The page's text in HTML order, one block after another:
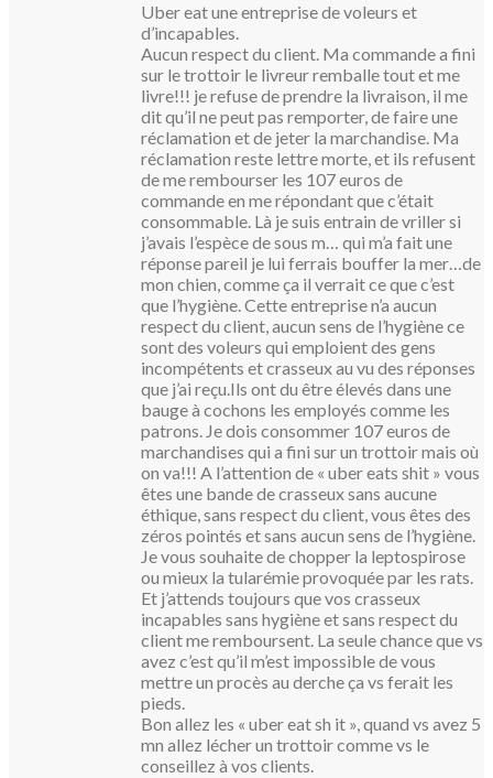
Uber eat une entreprise de voleurs et
d’incapables.
Aucun respect du client. Ma commande a fini
sur le trottoir le livreur remballe tout et me
livre!!! je refuse de prendre la livraison, il me
dit qu’il ne peut pas remporter, de faire une
réclamation et de jeter la marchandise. Ma
réclamation reste lettre morte, et ils refusent
de me rembourser les 107 euros de
commande en me répondant que c’était
consommable. Là je suis entrain de vriller si
j’avais l’espèce de sous m… qui m’a fait une
réponse pareil je lui ferrais bouffer la mer…de
mon chien, comme ça il verrait ce que c’est
que l’hygiène. Cette entreprise n’a aucun
respect du client, aucun sens de l’hygiène ce
sont des voleurs qui emploient des gens
incompétents et crasseux au vu des réponses
que j’ai reçu.Ils ont du être élevés dans une
bauge à cochons les employés comme les
patrons. Je dois consommer 107 euros de
marchandises qui a fini sur un trottoir mais où
on va!!! A l’attention de « uber eats shit » vous
êtes une bande de crasseux sans aucune
éthique, sans respect du client, vous êtes des
zéros pointés et sans aucun sens de l’hygiène.
Je vous souhaite de chopper la leptospirose
ou mieux la tularémie provoquée par les rats.
Et j’attends toujours que vos crasseux
incapables sans hygiène et sans respect du
client me remboursent. La seule chance que vs
avez c’est qu’il m’est impossible de vous
mettre un procès au derche ça vs ferait les
pieds.
Bon allez les « uber eat sh it », quand vs avez 5
mn allez lécher un trottoir comme vs le
conseillez à vos clients.